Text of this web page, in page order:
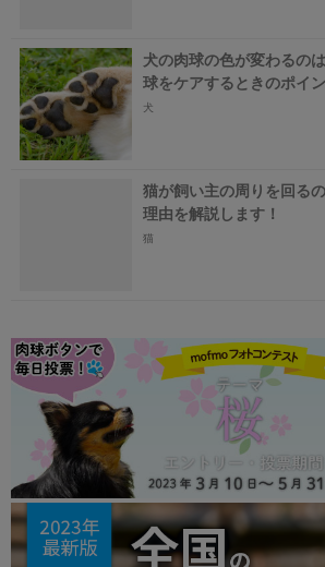
犬の肉球の色が変わるの
球をケアするときのポイ
犬
猫が飼い主の周りを回る
理由を解説します！
猫